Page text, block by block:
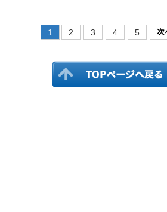
1 2 3 4 5